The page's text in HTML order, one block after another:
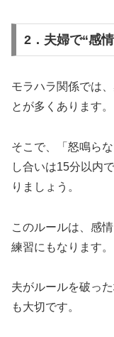
2．夫婦で“感
モラハラ関係では
とが多くあります。
そこで、「怒鳴ら
し合いは15分以内
りましょう。
このルールは、感
練習にもなります。
夫がルールを破っ
も大切です。